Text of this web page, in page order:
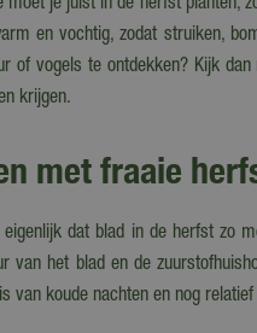
moet je juist in de herfst planten,
en vochtig, zodat struiken,
of vogels te ontdekken? Kijk
krijgen.
met fraaie
dat blad in de herfst zo
van het blad en de
van koude nachten en nog